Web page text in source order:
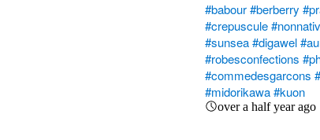
#babour #berberry
#crepuscule
#sunsea #digawel
#robesconfections
#commedesgarcons
#midorikawa #kuon
over a half year ago